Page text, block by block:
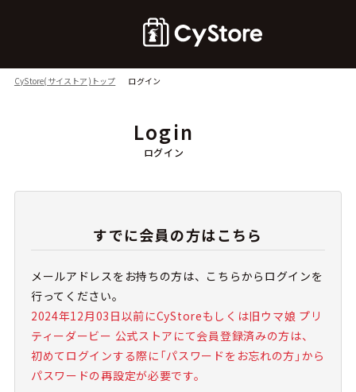
CyStore(サイストア)トップ ログイン
ログイン
Login
すでに会員の方はこちら
メールアドレスをお持ちの方は、こちらからログインを
行ってください。
2024年12月03日以前にCyStoreもしくは旧ウマ娘 プリ
ティーダービー 公式ストアにて会員登録済みの方は、
初めてログインする際に「パスワードをお忘れの方」から
パスワードの再設定が必要です。